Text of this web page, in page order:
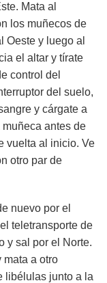
Mata al
los muñecos de
Oeste y luego al
el altar y tírate
control del
del suelo,
y cárgate a
antes de
vuelta al inicio. Ve
otro par de
nuevo por el
teletransporte de
y sal por el Norte.
mata a otro
libélulas junto a la